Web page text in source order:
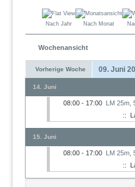
Nach Jahr Nach Monat
Wochenansicht
Vorherige Woche 09. Juni
14. Juni
08:00 - 17:00 LM 25m,
::
15. Juni
08:00 - 17:00 LM 25m,
::